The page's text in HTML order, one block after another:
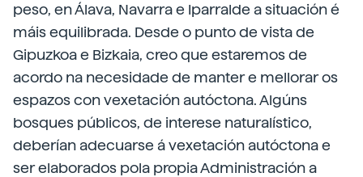
peso, en Álava, Navarra e Iparralde a situación é
máis equilibrada. Desde o punto de vista de
Gipuzkoa e Bizkaia, creo que estaremos de
acordo na necesidade de manter e mellorar os
espazos con vexetación autóctona. Algúns
bosques públicos, de interese naturalístico,
deberían adecuarse á vexetación autóctona e
ser elaborados pola propia Administración a